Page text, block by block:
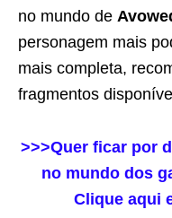
no mundo de
personagem mais
mais completa,
fragmentos
>>>Quer ficar por
no mundo dos
Clique aqui